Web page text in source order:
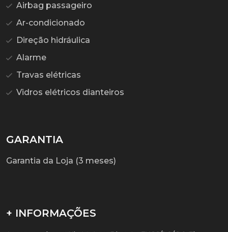
Airbag passageiro
Ar-condicionado
Direção hidráulica
Alarme
Travas elétricas
Vidros elétricos dianteiros
GARANTIA
Garantia da Loja (3 meses)
+ INFORMAÇÕES